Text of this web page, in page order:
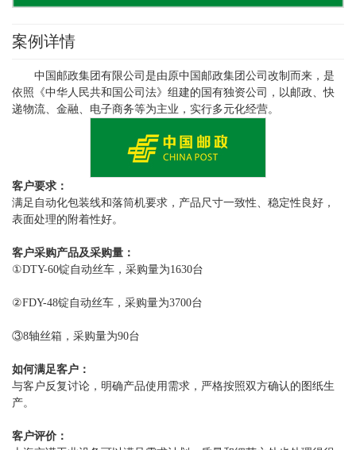
案例详情
中国邮政集团有限公司是由原中国邮政集团公司改制而来，是
依照《中华人民共和国公司法》组建的国有独资公司，以邮政、快
递物流、金融、电子商务等为主业，实行多元化经营。
客户要求：
满足自动化包装线和落筒机要求，产品尺寸一致性、稳定性良好，
表面处理的附着性好。
客户采购产品及采购量：
①DTY-60锭自动丝车，采购量为1630台
②FDY-48锭自动丝车，采购量为3700台
③8轴丝箱，采购量为90台
如何满足客户：
与客户反复讨论，明确产品使用需求，严格按照双方确认的图纸生
产。
客户评价：